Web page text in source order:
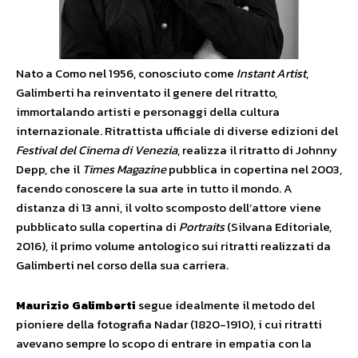
Nato a Como nel 1956, conosciuto come Instant Artist,
Galimberti ha reinventato il genere del ritratto,
immortalando artisti e personaggi della cultura
internazionale. Ritrattista ufficiale di diverse edizioni del
Festival del Cinema di Venezia, realizza il ritratto di Johnny
Depp, che il Times Magazinepubblica in copertina nel 2003,
facendo conoscere la sua arte in tutto il mondo. A
distanza di 13 anni, il volto scomposto dell’attore viene
pubblicato sulla copertina di Portraits(Silvana Editoriale,
2016), il primo volume antologico sui ritratti realizzati da
Galimberti nel corso della sua carriera.
Maurizio Galimberti segue idealmente il metodo del
pioniere della fotografia Nadar (1820-1910), i cui ritratti
avevano sempre lo scopo di entrare in empatia con la